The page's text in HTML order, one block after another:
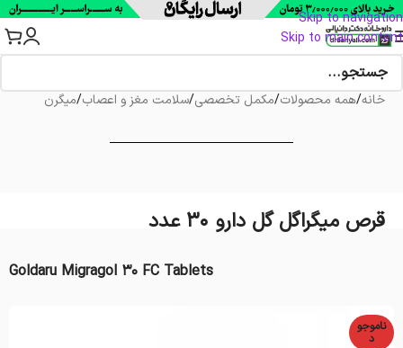
Skip to navigation
Skip to main content
خانه/همه محصولات/مکمل تخصصی/سلامت مغز و اعصاب/میگرن
قرص میگراگل گل دارو 30 عدد
Goldaru Migragol 30 FC Tablets
ناموجو
د